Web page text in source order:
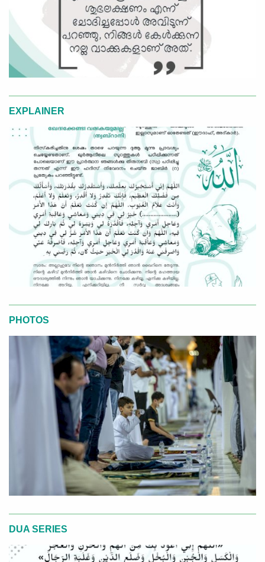
EXPLAINER
PHOTOS
DUA SERIES